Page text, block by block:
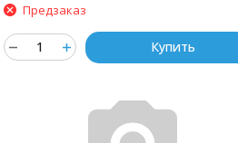
Предзаказ
Купить